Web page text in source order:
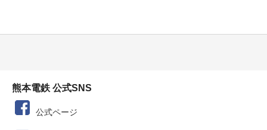
熊本電鉄 公式SNS
公式ページ